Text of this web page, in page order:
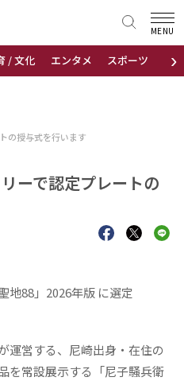
›
/ 文化 エンタメ スポーツ 地域
MENU
の授与式を行います
ーで認定プレートの
地88」2026年版 に選定
運営する、尼崎出身・在住の
を常設展示する「尼子騒兵衛